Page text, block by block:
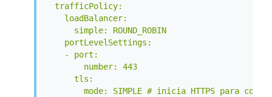
  trafficPolicy:
    loadBalancer:
      simple: ROUND_ROBIN
    portLevelSettings:
    - port:
        number: 443
      tls:
mode: SIMPLE # inicia HTTPS para